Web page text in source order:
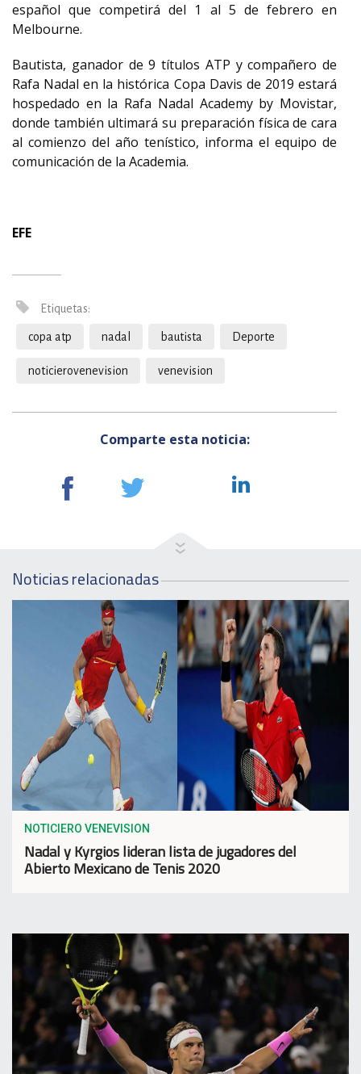
español que competirá del 1 al 5 de febrero en
Melbourne.
Bautista, ganador de 9 títulos ATP y compañero de
Rafa Nadal en la histórica Copa Davis de 2019 estará
hospedado en la Rafa Nadal Academy by Movistar,
donde también ultimará su preparación física de cara
al comienzo del año tenístico, informa el equipo de
comunicación de la Academia.
EFE
Etiquetas:
copa atp nadal bautista Deporte
noticierovenevision venevision
Comparte esta noticia:
Noticias relacionadas
NOTICIERO VENEVISION
Nadal y Kyrgios lideran lista de jugadores del
Abierto Mexicano de Tenis 2020